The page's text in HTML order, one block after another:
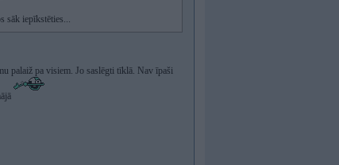
sāk iepīkstēties...
palaiž pa visiem. Jo saslēgti tīklā. Nav īpaši